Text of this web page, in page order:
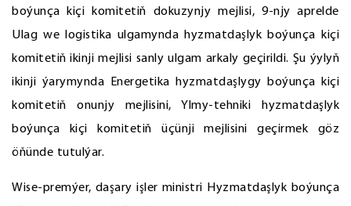
boýunça kiçi komitetiň dokuzynjy mejlisi, 9-njy aprelde
Ulag we logistika ulgamynda hyzmatdaşlyk boýunça kiçi
komitetiň ikinji mejlisi sanly ulgam arkaly geçirildi. Şu ýylyň
ikinji ýarymynda Energetika hyzmatdaşlygy boýunça kiçi
komitetiň onunjy mejlisini, Ylmy-tehniki hyzmatdaşlyk
boýunça kiçi komitetiň üçünji mejlisini geçirmek göz
öňünde tutulýar.
Wise-premýer, daşary işler ministri Hyzmatdaşlyk boýunça